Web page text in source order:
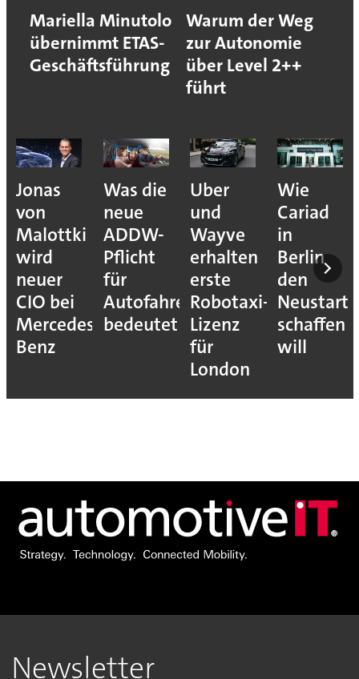
Mariella Minutolo
übernimmt ETAS-
Geschäftsführung
Warum der Weg
zur Autonomie
über Level 2++
führt
Jonas
von
Malottki
wird
neuer
CIO bei
Mercedes-
Benz
Was die
neue
ADDW-
Pflicht
für
Autofahrer
bedeutet
Uber
und
Wayve
erhalten
erste
Robotaxi-
Lizenz
für
London
Wie
Cariad
in
Berlin
den
Neustart
schaffen
will
Newsletter